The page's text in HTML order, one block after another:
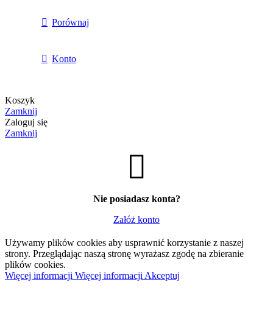
Porównaj
Konto
Koszyk
Zamknij
Zaloguj się
Zamknij
Nie posiadasz konta?
Załóż konto
Używamy plików cookies aby usprawnić korzystanie z naszej
strony. Przeglądając naszą stronę wyrażasz zgodę na zbieranie
plików cookies.
Więcej informacji Więcej informacji Akceptuj